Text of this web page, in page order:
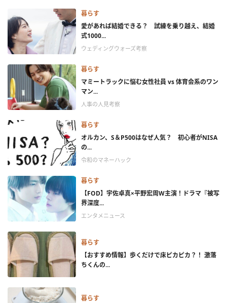
暮らす
愛があれば結婚できる？ 試練を乗り越え、結婚
式1000...
ウェディングウォーズ考察
暮らす
マミートラックに悩む女性社員 vs 体育会系のワン
マン...
人事の人見考察
暮らす
オルカン、S＆P500はなぜ人気？ 初心者がNISA
の...
令和のマネーハック
暮らす
【FOD】宇佐卓真×平野宏周W主演！ドラマ『被写
界深度...
エンタメニュース
暮らす
【おすすめ情報】歩くだけで床ピカピカ？！ 激落
ちくんの...
暮らす